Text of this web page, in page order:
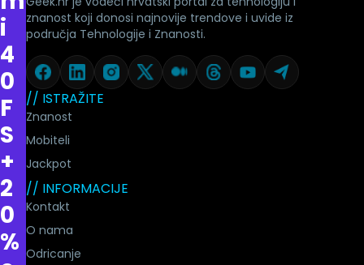
i
4
0
F
S
+
2
0
%
// ISTRAŽITE
Znanost
Mobiteli
Jackpot
// INFORMACIJE
Kontakt
O nama
Odricanje
znanost koji donosi najnovije trendove i uvide iz
područja Tehnologije i Znanosti.